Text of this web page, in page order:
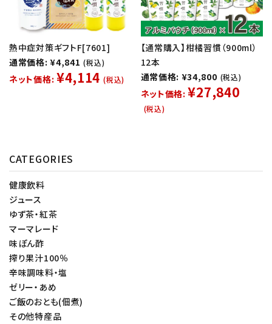
熱中症対策ギフトF[7601]
通常価格: ¥4,841 (税込)
ネット価格: ¥4,114 (税込)
【通常購入】柑橘習慣（900ml）
12本
通常価格: ¥34,800 (税込)
ネット価格: ¥27,840
(税込)
CATEGORIES
健康飲料
ジュース
ゆず茶・紅茶
マーマレード
味ぽん酢
搾り果汁100％
辛味調味料・塩
ゼリー・あめ
ご飯のおとも(佃煮)
その他特産品